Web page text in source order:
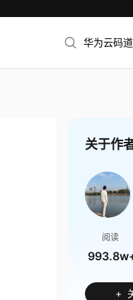
华为云码道
关于作
阅读
+